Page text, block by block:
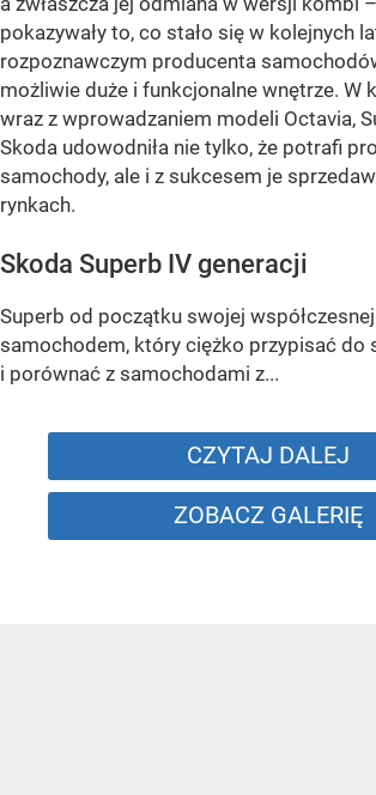
pokazywały to, co stało się w kolejnych
rozpoznawczym producenta
możliwie duże i funkcjonalne wnętrze. W
wraz z wprowadzaniem modeli Octavia,
Skoda udowodniła nie tylko, że potrafi
samochody, ale i z sukcesem je
rynkach.
Skoda Superb IV generacji
Superb od początku swojej
samochodem, który ciężko przypisać do
i porównać z samochodami z...
CZYTAJ DALEJ
ZOBACZ GALERIĘ